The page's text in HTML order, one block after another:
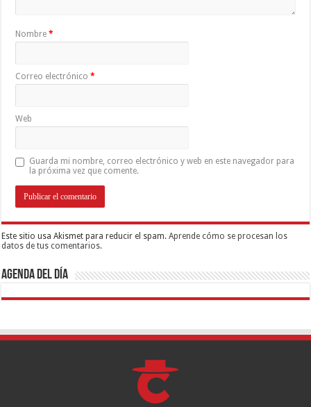
Nombre*
Correo electrónico*
Web
Guarda mi nombre, correo electrónico y web en este navegador para
la próxima vez que comente.
Este sitio usa Akismet para reducir el spam.Aprende cómo se procesan los
datos de tus comentarios.
Agenda del día